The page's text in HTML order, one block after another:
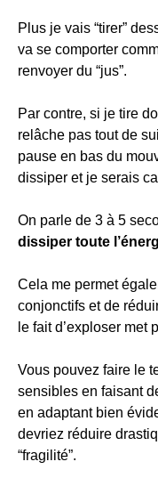
Plus je vais “tirer”
va se comporter
renvoyer du “jus”.
Par contre, si je tire
relâche pas tout de
pause en bas du
dissiper et je serais
On parle de 3 à 5
dissiper toute
Cela me permet
conjonctifs et de
le fait d’exploser met
Vous pouvez faire le
sensibles en faisant
en adaptant bien
devriez réduire
“fragilité”.